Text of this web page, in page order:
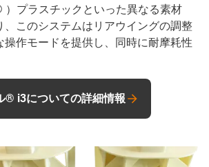
）プラスチックといった異なる素材
、このシステムはリアウイングの調整
操作モードを提供し、同時に耐摩耗性
® i3についての詳細情報